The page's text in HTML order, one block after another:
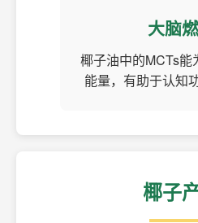
大脑
椰子油中的MCTs能
能量，有助于认知
椰子